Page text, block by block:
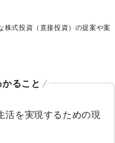
式投資（直接投資）の提案や案
ること
活を実現するための現